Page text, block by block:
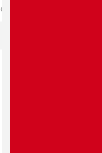
1/2 торцевой (4 Атм)